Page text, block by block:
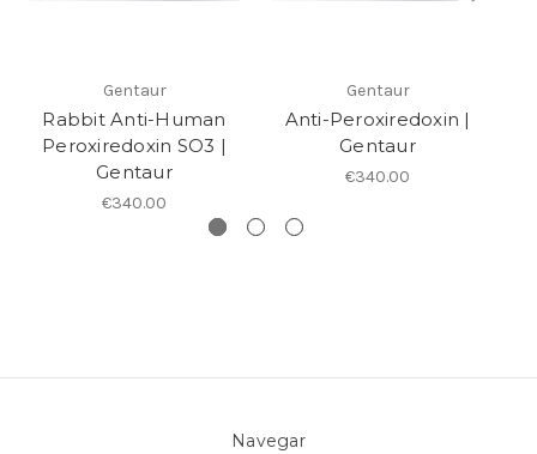
Gentaur
Rabbit Anti-Human
Peroxiredoxin SO3 |
Gentaur
€340.00
Gentaur
Anti-Peroxiredoxin |
Gentaur
€340.00
Navegar